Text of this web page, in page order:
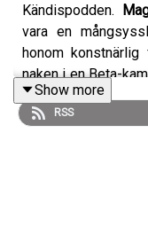
Kändispodden.
vara en
honom
naken i en Beta-
om att gå i
ett jobb av
Show more
RSS